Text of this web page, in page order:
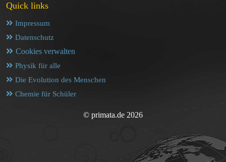
Quick links
Impressum
Datenschutz
Cookies verwalten
Physik für alle
Die Evolution des Menschen
Chemie für Schüler
© primata.de 2026